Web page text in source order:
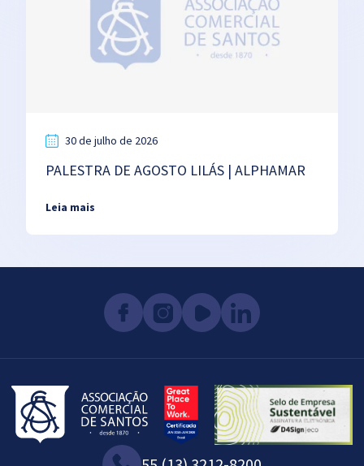
30 de julho de 2026
PALESTRA DE AGOSTO LILÁS | ALPHAMAR
Leia mais